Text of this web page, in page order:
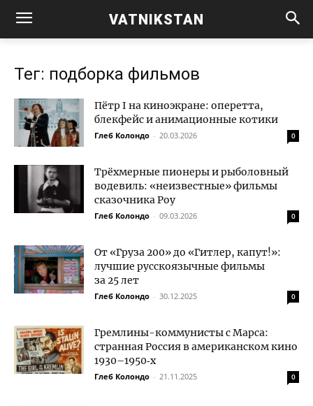
VATNIKSTAN
Тег: подборка фильмов
Пётр I на киноэкране: оперетта,
блекфейс и анимационные котики
Глеб Колондо - 20.03.2026 0
Трёхмерные пионеры и рыболовный
водевиль: «неизвестные» фильмы
сказочника Роу
Глеб Колондо - 09.03.2026 0
От «Груза 200» до «Гитлер, капут!»:
лучшие русскоязычные фильмы
за 25 лет
Глеб Колондо - 30.12.2025 0
Гремлины-коммунисты с Марса:
странная Россия в американском кино
1930–1950‑х
Глеб Колондо - 21.11.2025 0